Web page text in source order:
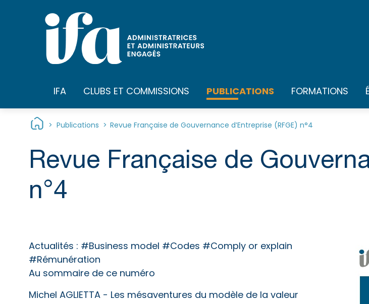
IFA CLUBS ET COMMISSIONS PUBLICATIONS FORMATIONS
> Publications > Revue Française de Gouvernance d’Entreprise (RFGE) n°4
Revue Française de
n°4
Actualités : #Business model #Codes #Comply or explain
#Rémunération
Au sommaire de ce numéro
Michel AGLIETTA - Les mésaventures du modèle de la valeur